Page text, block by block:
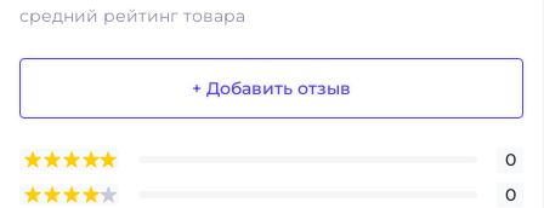
средний рейтинг товара
+ Добавить отзыв
0
0